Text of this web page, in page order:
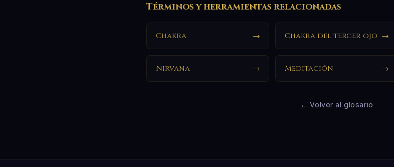
Términos y herramientas relacionadas
Chakra → Chakra del tercer ojo →
Nirvana → Meditación →
← Volver al glosario